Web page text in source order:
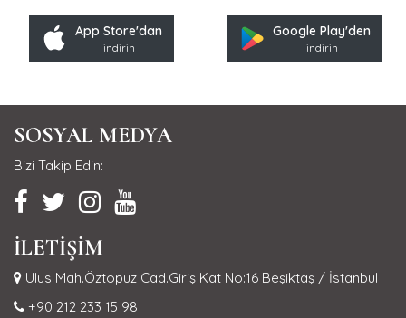
App Store'dan
indirin
Google Play'den
indirin
SOSYAL MEDYA
Bizi Takip Edin:
İLETİŞİM
Ulus Mah.Öztopuz Cad.Giriş Kat No:16 Beşiktaş / İstanbul
+90 212 233 15 98